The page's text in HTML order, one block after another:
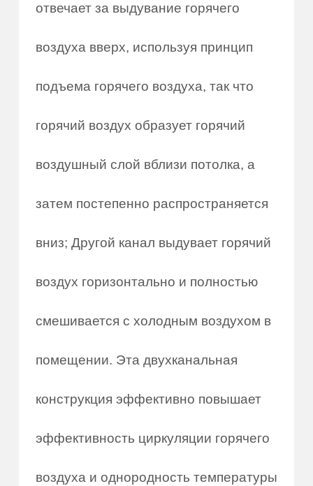
отвечает за выдувание горячего
воздуха вверх, используя принцип
подъема горячего воздуха, так что
горячий воздух образует горячий
воздушный слой вблизи потолка, а
затем постепенно распространяется
вниз; Другой канал выдувает горячий
воздух горизонтально и полностью
смешивается с холодным воздухом в
помещении. Эта двухканальная
конструкция эффективно повышает
эффективность циркуляции горячего
воздуха и однородность температуры